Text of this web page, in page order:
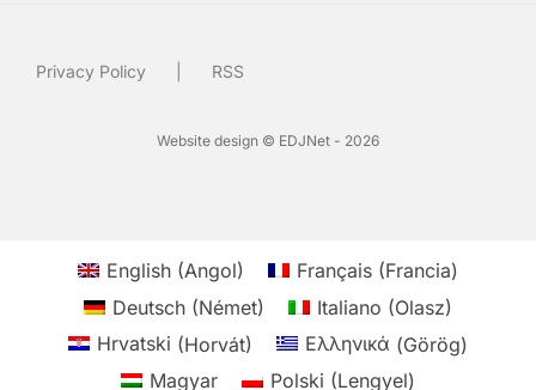
Privacy Policy RSS
Website design © EDJNet - 2026
English (Angol) Français (Francia)
Deutsch (Német) Italiano (Olasz)
Hrvatski (Horvát) Ελληνικά (Görög)
Magyar
Polski (Lengyel)